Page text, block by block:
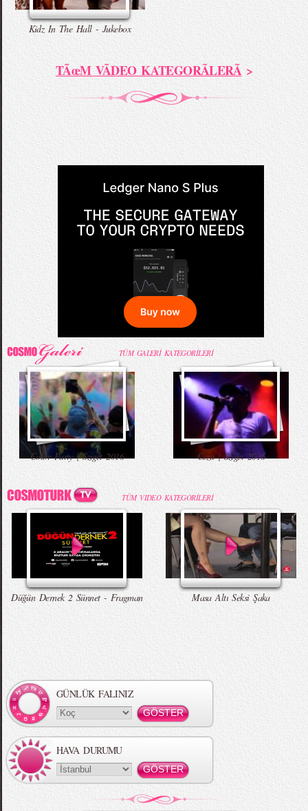
Kidz In The Hall - Jukebox
TÃœM VÃDEO KATEGORÃLERÃ>
TÜM GALERİ KATEGORİLERİ
Color Party | Sziget 2016 Ceza | Sziget 2016
TÜM VIDEO KATEGORİLERİ
Düğün Dernek 2 Sünnet - Fragman Masa Altı Seksi Şaka
GÜNLÜK FALINIZ
HAVA DURUMU